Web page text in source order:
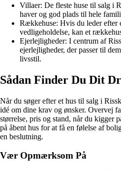
Villaer: De fleste huse til salg i
haver og god plads til hele
Rækkehuse: Hvis du leder efter
vedligeholdelse, kan et
Ejerlejligheder: I centrum af
ejerlejligheder, der passer til
livsstil.
Sådan Finder Du Dit
Når du søger efter et hus til salg i
idé om dine krav og ønsker. Overvej
størrelse, pris og stand, når du kigger
på åbent hus for at få en følelse af
en beslutning.
Vær Opmærksom På